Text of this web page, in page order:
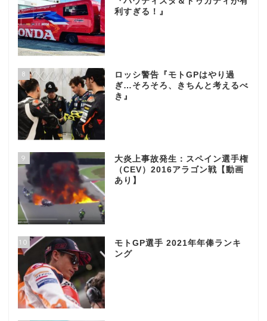
利すぎる！』
8
ロッシ警告『モトGPはやり過
ぎ…そろそろ、きちんと考えるべ
き』
9
大炎上事故発生：スペイン選手権
（CEV）2016アラゴン戦【動画
あり】
10
モトGP選手 2021年年俸ランキ
ング